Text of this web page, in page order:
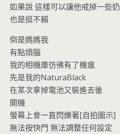
如果說 這樣可以讓他戒掉一些奶
也是挺不賴
倒是媽媽我
有點煩腦
我的相機庫彷彿有了機瘟
先是我的NaturaBlack
在某次拿掉電池又裝進去後
開機
螢幕上會一直閃爍著[自拍圖示]
無法按快門 無法調整任何設定